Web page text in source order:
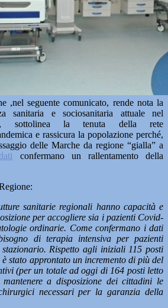
,nel seguente comunicato, rende nota la
sanitaria e sociosanitaria attuale nel
sottolinea la tenuta della rete
e rassicura la popolazione perché,
delle Marche da regione “gialla” a
dati confermano un rallentamento della
sanitarie regionali hanno capacità e
per accogliere sia i pazienti Covid-
ordinarie. Come confermano i dati
di terapia intensiva per pazienti
Rispetto agli iniziali 115 posti
stato approntato un incremento di più del
(per un totale ad oggi di 164 posti letto
a disposizione dei cittadini le
necessari per la garanzia della